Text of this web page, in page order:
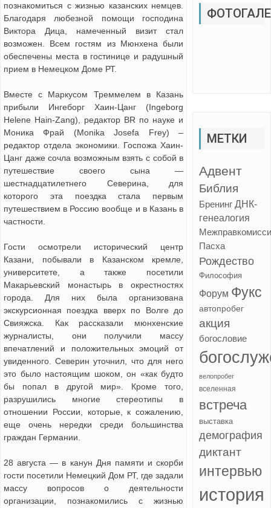
познакомиться с жизнью казанских немцев.
Благодаря любезной помощи господина
Виктора Дица, намеченный визит стал
возможен. Всем гостям из Мюнхена были
обеспечены места в гостинице и радушный
прием в Немецком Доме РТ.
Вместе с Маркусом Треммелем в Казань
прибыли Ингеборг Хаин-Цанг (Ingeborg
Helene Hain-Zang), редактор BR по науке и
Моника Фрай (Monika Josefa Frey) –
редактор отдела экономики. Госпожа Хаин-
Цанг даже сочла возможным взять с собой в
путешествие своего сына —
шестнадцатилетнего Северина, для
которого эта поездка стала первым
путешествием в Россию вообще и в Казань в
частности.
Гости осмотрели исторический центр
Казани, побывали в Казанском кремле,
университете, а также посетили
Макарьевский монастырь в окрестностях
города. Для них была организована
экскурсионная поездка вверх по Волге до
Свияжска. Как рассказали мюнхенские
журналисты, они получили массу
впечатлений и положительных эмоций от
увиденного. Северин уточнил, что для него
это было настоящим шоком, он «как будто
бы попал в другой мир». Кроме того,
разрушились многие стереотипы в
отношении России, которые, к сожалению,
еще очень нередки среди большинства
граждан Германии.
28 августа — в канун Дня памяти и скорби
гости посетили Немецкий Дом РТ, где задали
массу вопросов о деятельности
организации, познакомились с жизнью
МЕТКИ
Адвент
Библия
Бренинг ДНК-
генеалогия
Пасха
Рождество
Философия
Форум Фукс
автопробег
акция
богословие
велопробег
вселенная
встреча
выставка
демография
диктант
интервью
история